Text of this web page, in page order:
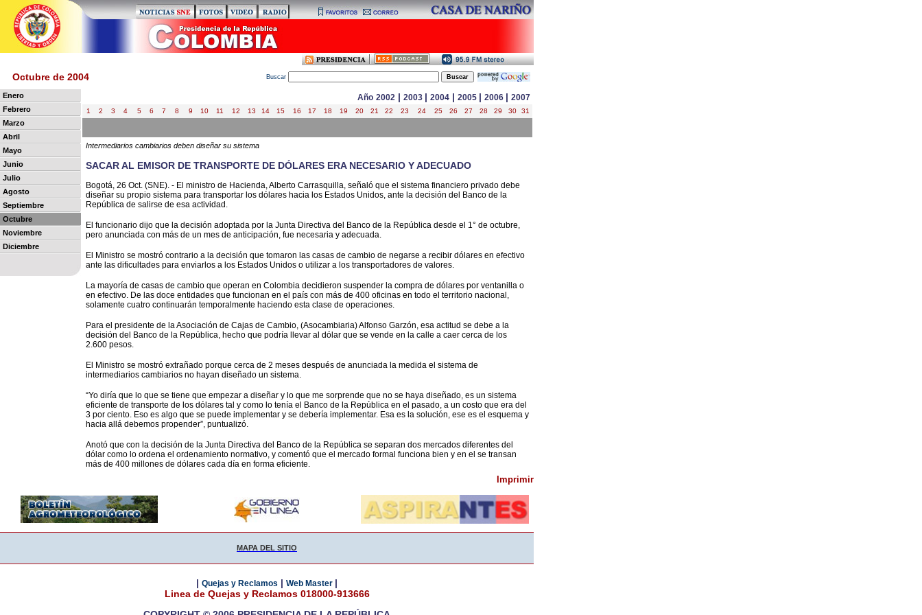
Octubre de 2004 Buscar
Enero
Febrero
Marzo
Abril
Mayo
Junio
Julio
Agosto
Septiembre
Octubre
Noviembre
Diciembre
Año 2002 | 2003 | 2004 | 2005 | 2006 | 2007
1 2 3 4 5 6 7 8 9 10 11 12 13 14 15 16 17 18 19 20 21 22 23 24 25 26 27 28 29 30 31
Intermediarios cambiarios deben diseñar su sistema
SACAR AL EMISOR DE TRANSPORTE DE DÓLARES ERA NECESARIO Y ADECUADO
Bogotá, 26 Oct. (SNE). - El ministro de Hacienda, Alberto Carrasquilla, señaló que el sistema financiero privado debe
diseñar su propio sistema para transportar los dólares hacia los Estados Unidos, ante la decisión del Banco de la
República de salirse de esa actividad.
El funcionario dijo que la decisión adoptada por la Junta Directiva del Banco de la República desde el 1° de octubre,
pero anunciada con más de un mes de anticipación, fue necesaria y adecuada.
El Ministro se mostró contrario a la decisión que tomaron las casas de cambio de negarse a recibir dólares en efectivo
ante las dificultades para enviarlos a los Estados Unidos o utilizar a los transportadores de valores.
La mayoría de casas de cambio que operan en Colombia decidieron suspender la compra de dólares por ventanilla o
en efectivo. De las doce entidades que funcionan en el país con más de 400 oficinas en todo el territorio nacional,
solamente cuatro continuarán temporalmente haciendo esta clase de operaciones.
Para el presidente de la Asociación de Cajas de Cambio, (Asocambiaria) Alfonso Garzón, esa actitud se debe a la
decisión del Banco de la República, hecho que podría llevar al dólar que se vende en la calle a caer cerca de los
2.600 pesos.
El Ministro se mostró extrañado porque cerca de 2 meses después de anunciada la medida el sistema de
intermediarios cambiarios no hayan diseñado un sistema.
“Yo diría que lo que se tiene que empezar a diseñar y lo que me sorprende que no se haya diseñado, es un sistema
eficiente de transporte de los dólares tal y como lo tenía el Banco de la República en el pasado, a un costo que era del
3 por ciento. Eso es algo que se puede implementar y se debería implementar. Esa es la solución, ese es el esquema y
hacia allá debemos propender”, puntualizó.
Anotó que con la decisión de la Junta Directiva del Banco de la República se separan dos mercados diferentes del
dólar como lo ordena el ordenamiento normativo, y comentó que el mercado formal funciona bien y en el se transan
más de 400 millones de dólares cada día en forma eficiente.
Imprimir
MAPA DEL SITIO
| Quejas y Reclamos | Web Master |
Linea de Quejas y Reclamos 018000-913666